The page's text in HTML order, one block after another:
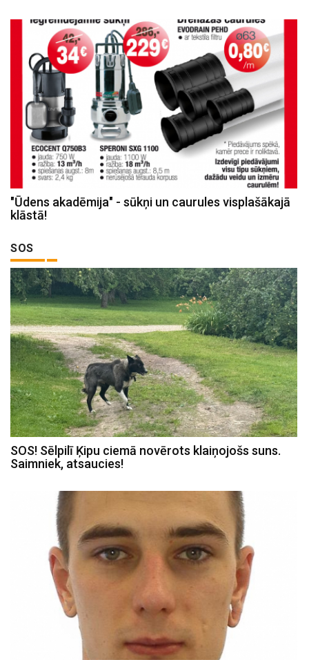
"Ūdens akadēmija" - sūkņi un caurules visplašākajā
klāstā!
SOS
SOS! Sēlpilī Ķipu ciemā novērots klaiņojošs suns.
Saimniek, atsaucies!